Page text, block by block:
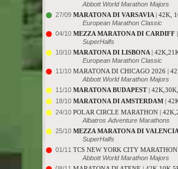
Abbott World Marathon Majors
27/09 MARATONA DI VARSAVIA | 42K,
European Marathon Classic
04/10 MEZZA MARATONA DI CARDIFF
SuperHalfs
10/10 MARATONA DI LISBONA |
European Marathon Classic
11/10 MARATONA DI CHICAGO 2026 |
Abbott World Marathon Majors
11/10 MARATONA BUDAPEST|
18/10 MARATONA DI AMSTERDAM |
24/10 POLAR CIRCLE MARATHON |
Albatros Adventure Marathons
25/10 MEZZA MARATONA DI VALENCIA
SuperHalfs
01/11 TCS NEW YORK CITY
Abbott World Marathon Majors